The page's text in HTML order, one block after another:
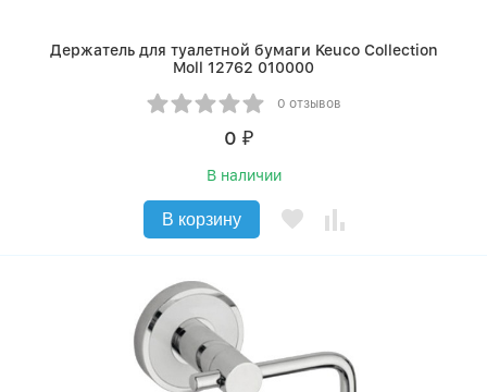
Держатель для туалетной бумаги Keuco Collection
Moll 12762 010000
0 отзывов
0 ₽
В наличии
В корзину